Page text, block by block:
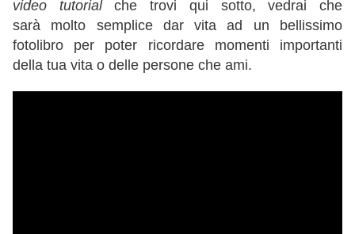
video tutorialche trovi qui sotto, vedrai che
sarà molto semplice dar vita ad un bellissimo
fotolibro per poter ricordare momenti importanti
della tua vita o delle persone che ami.